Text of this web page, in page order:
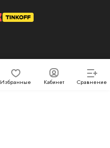
Избранные Кабинет Сравнение